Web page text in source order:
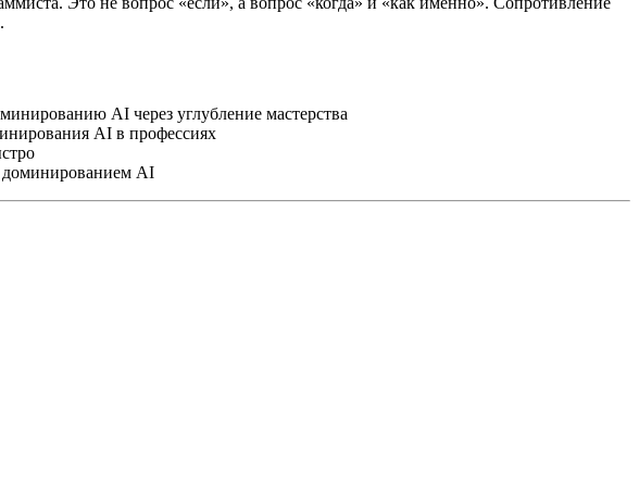
AI через углубление мастерства
AI в профессиях
доминированием AI